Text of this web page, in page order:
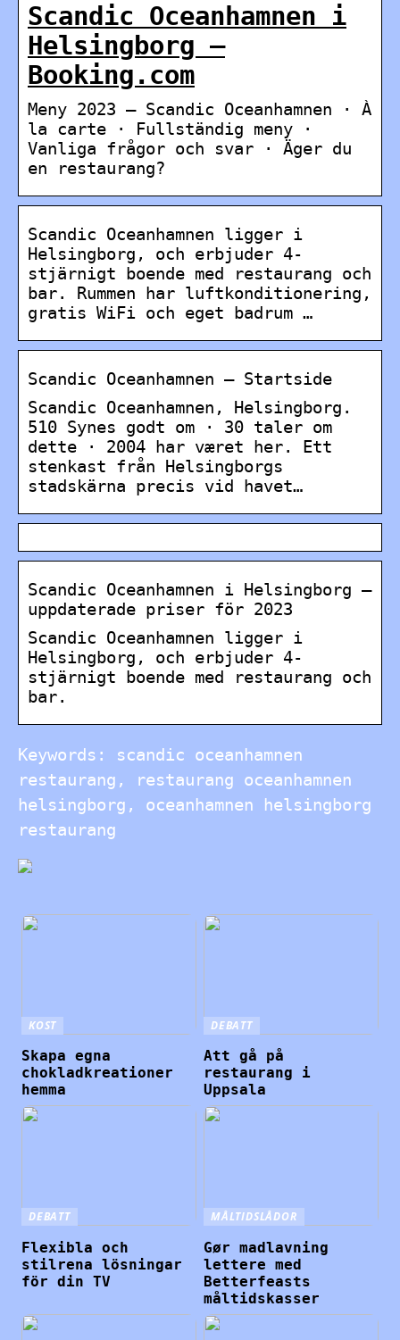
Scandic Oceanhamnen i
Helsingborg –
Booking.com
Meny 2023 – Scandic Oceanhamnen · À
la carte · Fullständig meny ·
Vanliga frågor och svar · Äger du
en restaurang?
Scandic Oceanhamnen ligger i
Helsingborg, och erbjuder 4-
stjärnigt boende med restaurang och
bar. Rummen har luftkonditionering,
gratis WiFi och eget badrum …
Scandic Oceanhamnen – Startside
Scandic Oceanhamnen, Helsingborg.
510 Synes godt om · 30 taler om
dette · 2004 har været her. Ett
stenkast från Helsingborgs
stadskärna precis vid havet…
Scandic Oceanhamnen i Helsingborg –
uppdaterade priser för 2023
Scandic Oceanhamnen ligger i
Helsingborg, och erbjuder 4-
stjärnigt boende med restaurang och
bar.
Keywords: scandic oceanhamnen
restaurang, restaurang oceanhamnen
helsingborg, oceanhamnen helsingborg
restaurang
KOST
Skapa egna
chokladkreationer
hemma
DEBATT
Att gå på
restaurang i
Uppsala
DEBATT
Flexibla och
stilrena lösningar
för din TV
MÅLTIDSLÅDOR
Gør madlavning
lettere med
Betterfeasts
måltidskasser